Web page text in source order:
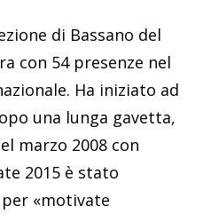
di Bassano del
con 54 presenze nel
Ha iniziato ad
una lunga gavetta,
marzo 2008 con
2015 è stato
per «motivate